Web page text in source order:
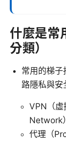
什麼是常
分類）
常用的梯子
路隱私與安
VPN（
Network）
代理（